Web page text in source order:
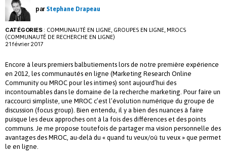
par Stephane Drapeau
CATÉGORIES: COMMUNAUTÉ EN LIGNE, GROUPES EN LIGNE, MROCS
(COMMUNAUTÉ DE RECHERCHE EN LIGNE)
21 février 2017
Encore à leurs premiers balbutiements lors de notre première expérience
en 2012, les communautés en ligne (Marketing Research Online
Community ou MROC pour les intimes) sont aujourd’hui des
incontournables dans le domaine de la recherche marketing. Pour faire un
raccourci simpliste, une MROC c’est l’évolution numérique du groupe de
discussion (focus group). Bien entendu, il y a bien des nuances à faire
puisque les deux approches ont à la fois des différences et des points
communs. Je me propose toutefois de partager ma vision personnelle des
avantages des MROC, au-delà du « quand tu veux/où tu veux » que permet
le en ligne.